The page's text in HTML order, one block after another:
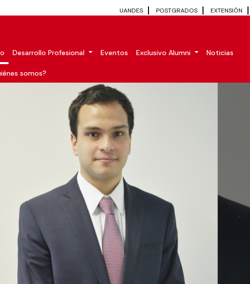
UANDES POSTGRADOS EXTENSIÓN
Desarrollo Profesional Eventos Exclusivo Alumni Noticias
somos?